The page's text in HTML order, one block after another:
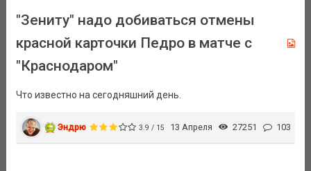
"Зениту" надо добиваться отмены
красной карточки Педро в матче с
"Краснодаром"
Что известно на сегодняшний день.
Эндрю 3.9 / 15 13 Апреля 27251 103